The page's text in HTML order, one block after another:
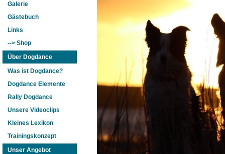
Galerie
Gästebuch
Links
--> Shop
Über Dogdance
Was ist Dogdance?
Dogdance Elemente
Rally Dogdance
Unsere Videoclips
Kleines Lexikon
Trainingskonzept
Unser Angebot